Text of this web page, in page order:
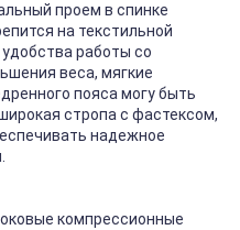
проем в спинке
на текстильной
работы со
веса, мягкие
пояса могу быть
стропа с фастексом,
надежное
компрессионные